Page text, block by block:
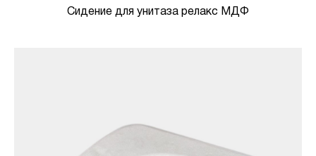
Сидение для унитаза релакс МДФ